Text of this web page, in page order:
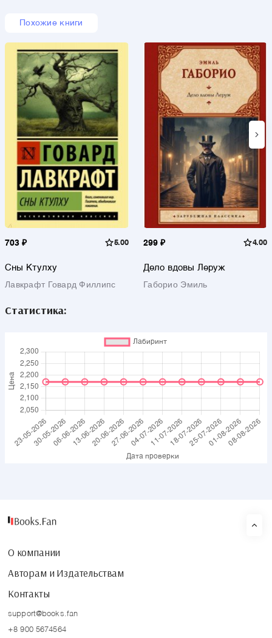
Похожие книги
703 ₽ 5.00
Сны Ктулху
Лавкрафт Говард Филлипс
299 ₽ 4.00
Дело вдовы Леруж
Габорио Эмиль
Статистика:
О компании
Авторам и Издательствам
Контакты
support@books.fan
+8 900 5674564